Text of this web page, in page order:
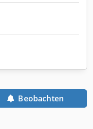
Beobachten